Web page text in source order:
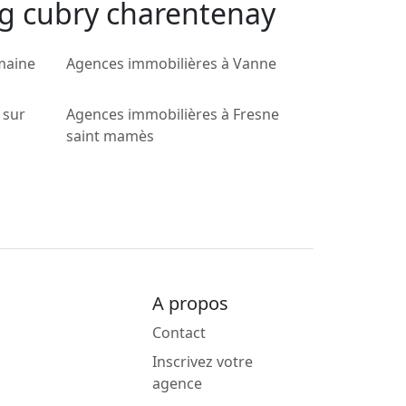
cubry charentenay
Agences immobilières à Vanne
sur
Agences immobilières à Fresne
saint mamès
A propos
Contact
Inscrivez votre
agence